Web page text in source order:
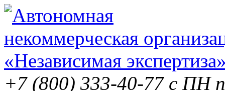
+7 (800) 333-40-77 с ПН